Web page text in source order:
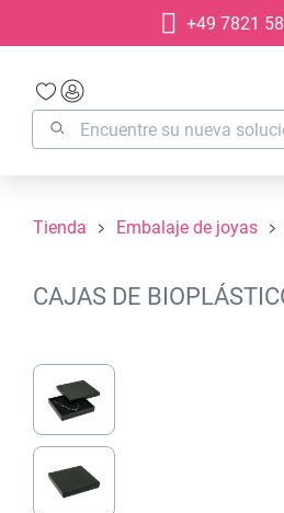
Saltar a la navegación
+49 7821
Tienda Embalaje de joyas
CAJAS DE
Omitir galería de imágenes